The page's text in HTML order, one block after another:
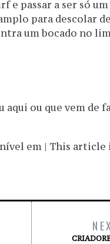
e passar a ser só
para descolar
um bocado no
aqui ou que vem de
em | This article